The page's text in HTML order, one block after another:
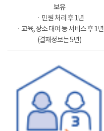
보유
ㆍ민원 처리 후 1년
ㆍ교육, 장소 대여 등 서비스 후 1년
(결재정보는 5년)